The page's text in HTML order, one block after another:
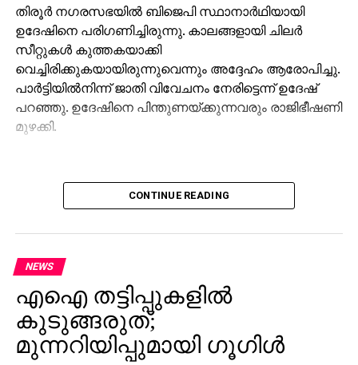
തിരൂര്‍ നഗരസഭയില്‍ ബിജെപി സ്ഥാനാര്‍ഥിയായി
ഉദേഷിനെ പരിഗണിച്ചിരുന്നു. കാലങ്ങളായി ചിലര്‍
സീറ്റുകള്‍ കുത്തകയാക്കി
വെച്ചിരിക്കുകയായിരുന്നുവെന്നും അദ്ദേഹം ആരോപിച്ചു.
പാര്‍ട്ടിയില്‍നിന്ന് ജാതി വിവേചനം നേരിട്ടെന്ന് ഉദേഷ്
പറഞ്ഞു. ഉദേഷിനെ പിന്തുണയ്ക്കുന്നവരും രാജിഭീഷണി
മുഴക്കി.
CONTINUE READING
NEWS
എഐ തട്ടിപ്പുകളില്‍
കുടുങ്ങരുത്;
മുന്നറിയിപ്പുമായി ഗൂഗിള്‍